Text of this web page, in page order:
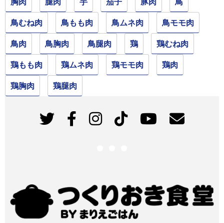
鳥むね肉 鳥もも肉 鳥ムネ肉 鳥モモ肉
鳥肉 鳥胸肉 鳥腿肉 鶏 鶏むね肉
鶏もも肉 鶏ムネ肉 鶏モモ肉 鶏肉
鶏胸肉 鶏腿肉